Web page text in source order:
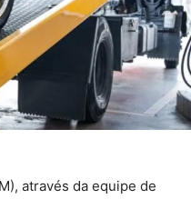
através da equipe de